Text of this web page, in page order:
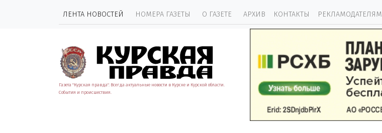
ЛЕНТА НОВОСТЕЙ НОМЕРА ГАЗЕТЫ О ГАЗЕТЕ АРХИВ КОНТАКТЫ РЕКЛАМОДАТЕЛЯМ
Газета "Курская правда". Всегда актуальные новости в Курске и Курской области.
События и происшествия.